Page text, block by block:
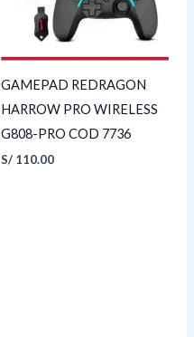
GAMEPAD REDRAGON
HARROW PRO WIRELESS
G808-PRO COD 7736
S/ 110.00